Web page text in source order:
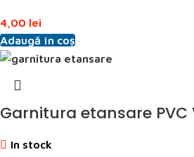
4,00 lei
Adaugă în coș
Garnitura etansare PVC
In stock